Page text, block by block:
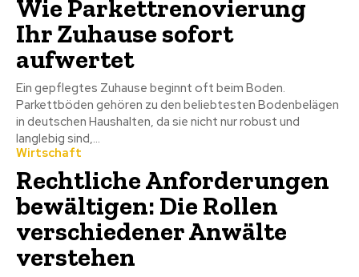
Wie Parkettrenovierung
Ihr Zuhause sofort
aufwertet
Ein gepflegtes Zuhause beginnt oft beim Boden.
Parkettböden gehören zu den beliebtesten Bodenbelägen
in deutschen Haushalten, da sie nicht nur robust und
langlebig sind,...
Wirtschaft
Rechtliche Anforderungen
bewältigen: Die Rollen
verschiedener Anwälte
verstehen